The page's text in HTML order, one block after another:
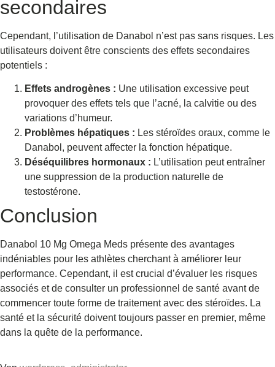
secondaires
Cependant, l’utilisation de Danabol n’est pas sans risques. Les
utilisateurs doivent être conscients des effets secondaires
potentiels :
Effets androgènes : Une utilisation excessive peut
provoquer des effets tels que l’acné, la calvitie ou des
variations d’humeur.
Problèmes hépatiques : Les stéroïdes oraux, comme le
Danabol, peuvent affecter la fonction hépatique.
Déséquilibres hormonaux : L’utilisation peut entraîner
une suppression de la production naturelle de
testostérone.
Conclusion
Danabol 10 Mg Omega Meds présente des avantages
indéniables pour les athlètes cherchant à améliorer leur
performance. Cependant, il est crucial d’évaluer les risques
associés et de consulter un professionnel de santé avant de
commencer toute forme de traitement avec des stéroïdes. La
santé et la sécurité doivent toujours passer en premier, même
dans la quête de la performance.